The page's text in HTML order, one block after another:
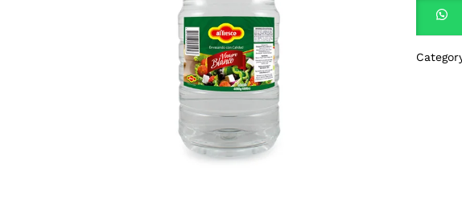
quantity